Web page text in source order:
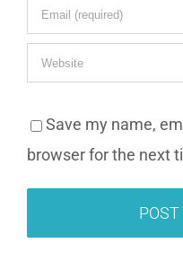
Save my name,
browser for the next